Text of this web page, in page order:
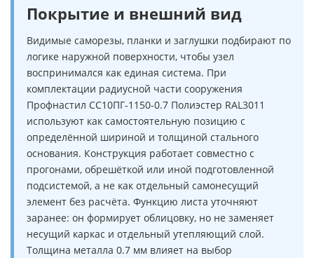
Покрытие и внешний вид
Видимые саморезы, планки и заглушки подбирают по
логике наружной поверхности, чтобы узел
воспринимался как единая система. При
комплектации радиусной части сооружения
Профнастил СС10ПГ-1150-0.7 Полиэстер RAL3011
используют как самостоятельную позицию с
определённой шириной и толщиной стального
основания. Конструкция работает совместно с
прогонами, обрешёткой или иной подготовленной
подсистемой, а не как отдельный самонесущий
элемент без расчёта. Функцию листа уточняют
заранее: он формирует облицовку, но не заменяет
несущий каркас и отдельный утепляющий слой.
Толщина металла 0.7 мм влияет на выбор